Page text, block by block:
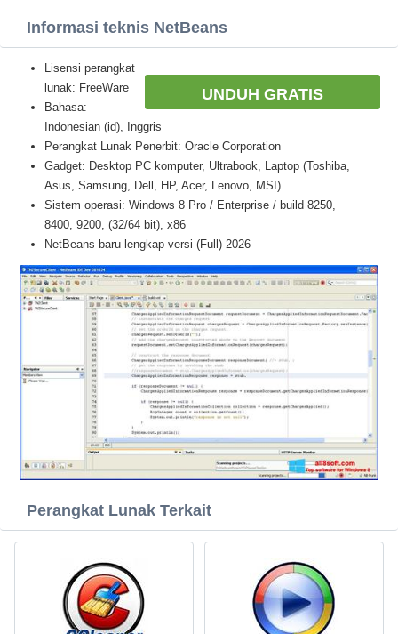
Informasi teknis NetBeans
UNDUH GRATIS
Lisensi perangkat
lunak: FreeWare
Bahasa:
Indonesian (id), Inggris
Perangkat Lunak Penerbit: Oracle Corporation
Gadget: Desktop PC komputer, Ultrabook, Laptop (Toshiba,
Asus, Samsung, Dell, HP, Acer, Lenovo, MSI)
Sistem operasi: Windows 8 Pro / Enterprise / build 8250,
8400, 9200, (32/64 bit), x86
NetBeans baru lengkap versi (Full) 2026
Perangkat Lunak Terkait